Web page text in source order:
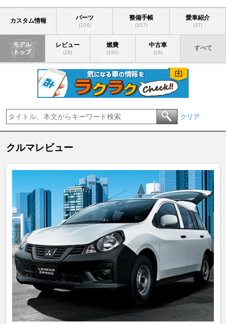
カスタム情報 パーツ
(104)
整備手帳
(157)
愛車紹介
(37)
モデル
トップ
レビュー
(19)
燃費
(190)
中古車
(16)
すべて
クリア
クルマレビュー